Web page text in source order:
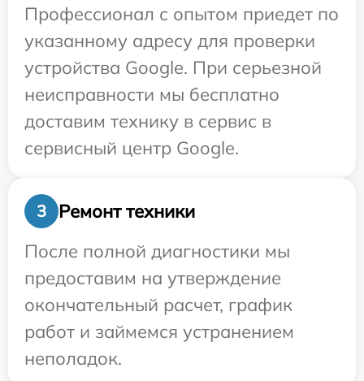
Профессионал с опытом приедет по
указанному адресу для проверки
устройства Google. При серьезной
неисправности мы бесплатно
доставим технику в сервис в
сервисный центр Google.
3
Ремонт техники
После полной диагностики мы
предоставим на утверждение
окончательный расчет, график
работ и займемся устранением
неполадок.